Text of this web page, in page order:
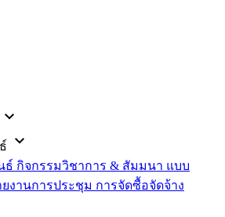
expand_more
expand_more
ธ์ กิจกรรมวิชาการ & สัมมนา แบบ
ยงานการประชุม การจัดซื้อจัดจ้าง